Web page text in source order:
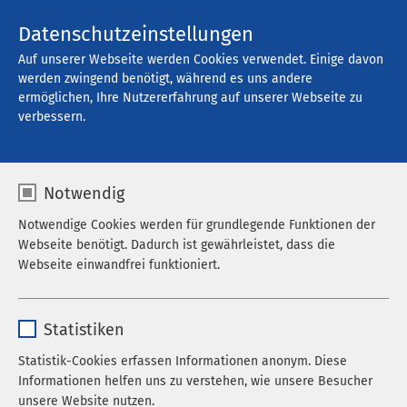
Karrierestart bei AMEOS
Schüler und Auszubildende
Datenschutzeinstellungen
Auf unserer Webseite werden Cookies verwendet. Einige davon
werden zwingend benötigt, während es uns andere
ermöglichen, Ihre Nutzererfahrung auf unserer Webseite zu
verbessern.
Notwendig
Notwendige Cookies werden für grundlegende Funktionen der
Webseite benötigt. Dadurch ist gewährleistet, dass die
Webseite einwandfrei funktioniert.
Laufzeit 278 Tage
Statistiken
Statistik-Cookies erfassen Informationen anonym. Diese
Informationen helfen uns zu verstehen, wie unsere Besucher
unsere Website nutzen.